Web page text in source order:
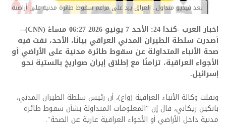
بعد فيديو متداول.. العراق يرد على مزاعم سقوط طائرة مدنية على أراضيه
اخبار العرب -كندا 24: الأحد 7 يونيو 2026 06:27 مساءً (CNN)--
أصدرت سلطة الطيران المدني العراقي بيانًا، الأحد، نفت فيه
صحة الأنباء المتداولة عن سقوط طائرة مدنية على الأراضي أو
الأجواء العراقية، تزامنًا مع إطلاق إيران صواريخ بالستية نحو
إسرائيل.
ونقلت وكالة الأنباء العراقية (واع)، أن رئيس سلطة الطيران المدني،
بانكين ريكاني، قال إن "المعلومات المتداولة بشأن سقوط طائرة
مدنية داخل الأراضي أو الأجواء العراقية عارية عن الصحة".